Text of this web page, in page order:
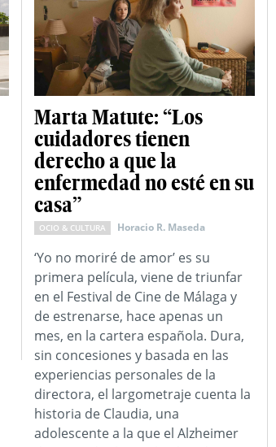
Marta Matute: “Los
cuidadores tienen
derecho a que la
enfermedad no esté en su
casa”
OCIO & CULTURA Horacio R. Maseda
‘Yo no moriré de amor’ es su
primera película, viene de triunfar
en el Festival de Cine de Málaga y
de estrenarse, hace apenas un
mes, en la cartera española. Dura,
sin concesiones y basada en las
experiencias personales de la
directora, el largometraje cuenta la
historia de Claudia, una
adolescente a la que el Alzheimer